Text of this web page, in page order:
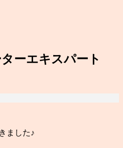
ーエキスパート
ました♪